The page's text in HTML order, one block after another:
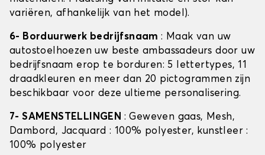
variëren, afhankelijk van het model).
6- Borduurwerk bedrijfsnaam: Maak van uw
autostoelhoezen uw beste ambassadeurs door uw
bedrijfsnaam erop te borduren: 5 lettertypes, 11
draadkleuren en meer dan 20 pictogrammen zijn
beschikbaar voor deze ultieme personalisering.
7- SAMENSTELLINGEN : Geweven gaas, Mesh,
Dambord, Jacquard : 100% polyester, kunstleer :
100% polyester